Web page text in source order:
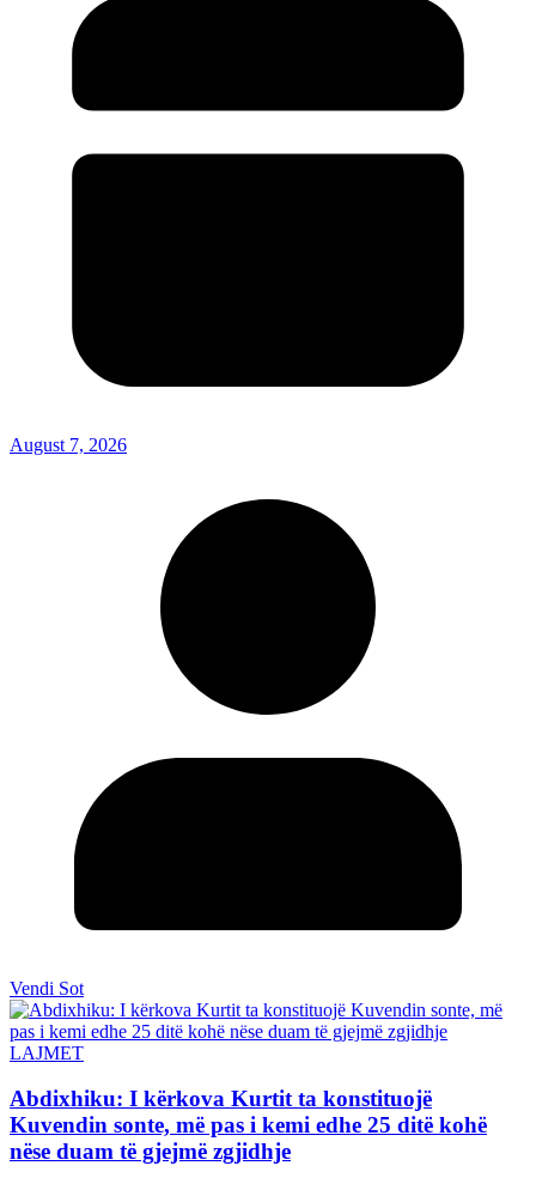
August 7, 2026
Vendi Sot
LAJMET
Abdixhiku: I kërkova Kurtit ta konstituojë
Kuvendin sonte, më pas i kemi edhe 25 ditë kohë
nëse duam të gjejmë zgjidhje